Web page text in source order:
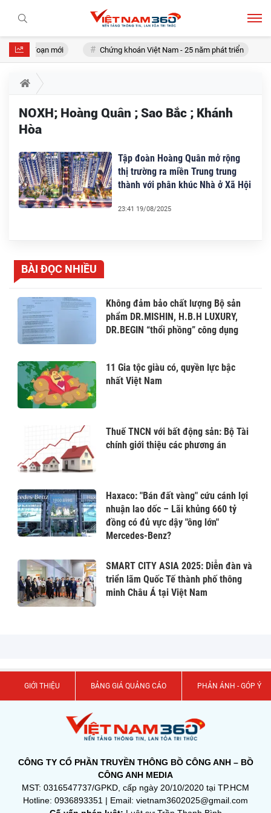
giai đoạn mới Chứng khoán Việt Nam - 25 năm phát triển
NOXH; Hoàng Quân ; Sao Bắc ; Khánh
Hòa
Tập đoàn Hoàng Quân mở rộng
thị trường ra miền Trung trung
thành với phân khúc Nhà ở Xã Hội
23:41 19/08/2025
BÀI ĐỌC NHIỀU
Không đảm bảo chất lượng Bộ sản
phẩm DR.MISHIN, H.B.H LUXURY,
DR.BEGIN “thổi phồng” công dụng
11 Gia tộc giàu có, quyền lực bậc
nhất Việt Nam
Thuế TNCN với bất động sản: Bộ Tài
chính giới thiệu các phương án
Haxaco: "Bán đất vàng" cứu cánh lợi
nhuận lao dốc – Lãi khủng 660 tỷ
đồng có đủ vực dậy "ông lớn"
Mercedes-Benz?
SMART CITY ASIA 2025: Diễn đàn và
triển lãm Quốc Tế thành phố thông
minh Châu Á tại Việt Nam
GIỚI THIỆU BẢNG GIÁ QUẢNG CÁO PHẢN ÁNH - GÓP Ý
CÔNG TY CỔ PHẦN TRUYỀN THÔNG BỒ CÔNG ANH – BỒ
CÔNG ANH MEDIA
MST: 0316547737/GPKD, cấp ngày 20/10/2020 tại TP.HCM
Hotline: 0936893351 | Email: vietnam3602025@gmail.com